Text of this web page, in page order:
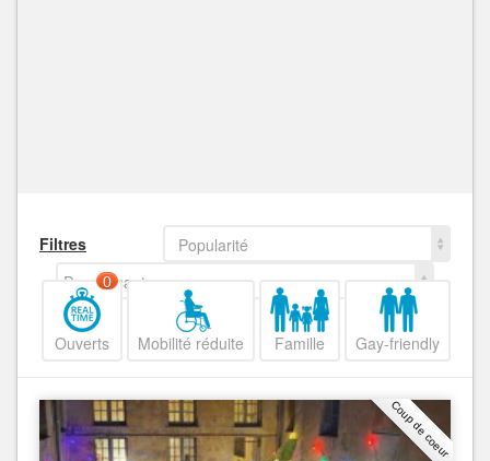
Filtres
Popularité
Decroissant
Ouverts
0
Mobilité réduite Famille Gay-friendly
Coup de coeur